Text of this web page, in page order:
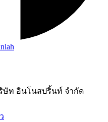
ษัท อินโนสปริ้นท์ จำกัด